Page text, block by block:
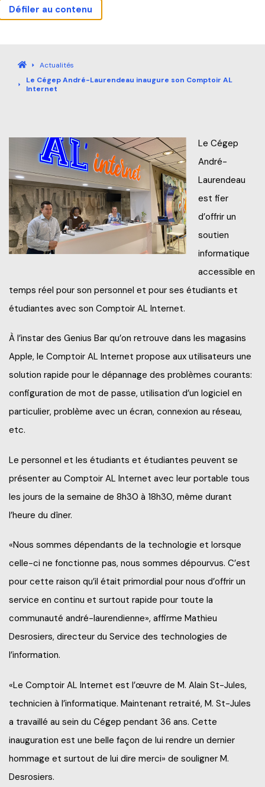
Défiler au contenu
Actualités Carrières
Accueil
Explorez nos programmes
Baccalauréat international (IB)
Laboratoire intégré de formation technique (LIFT)
Étapes de l’admission
Étudiant d’un jour
Portes ouvertes 2025-2026
À savoir en tant que parents
Services aux étudiants
Espace CISEP-CO
Formation continue
Qu’est-ce que la Formation continue?
Explorer nos programmes (AEC et RAC)
Perfectionnements professionnels
Portes ouvertes virtuelles
Alliés pour la formation
Pourquoi André-Laurendeau
Nos services
Recrutez nos étudiants et finissants
Blogue d'expert
Grand public
Politiques et documents officiels
Engagement social
Info-Chantiers
La Fondation
Sports, loisirs et camp de jour
Urgence météo
Recherche*
AccueilActualités
Le Cégep André-Laurendeau inaugure son Comptoir AL
Internet
Le Cégep
André-
Laurendeau
est fier
d’offrir un
soutien
informatique
accessible en
temps réel pour son personnel et pour ses étudiants et
étudiantes avec son Comptoir AL Internet.
À l’instar des Genius Bar qu’on retrouve dans les magasins
Apple, le Comptoir AL Internet propose aux utilisateurs une
solution rapide pour le dépannage des problèmes courants:
configuration de mot de passe, utilisation d’un logiciel en
particulier, problème avec un écran, connexion au réseau,
etc.
Le personnel et les étudiants et étudiantes peuvent se
présenter au Comptoir AL Internet avec leur portable tous
les jours de la semaine de 8h30 à 18h30, même durant
l’heure du dîner.
«Nous sommes dépendants de la technologie et lorsque
celle-ci ne fonctionne pas, nous sommes dépourvus. C’est
pour cette raison qu’il était primordial pour nous d’offrir un
service en continu et surtout rapide pour toute la
communauté andré-laurendienne», affirme Mathieu
Desrosiers, directeur du Service des technologies de
l’information.
«Le Comptoir AL Internet est l’œuvre de M. Alain St-Jules,
technicien à l’informatique. Maintenant retraité, M. St-Jules
a travaillé au sein du Cégep pendant 36 ans. Cette
inauguration est une belle façon de lui rendre un dernier
hommage et surtout de lui dire merci» de souligner M.
Desrosiers.